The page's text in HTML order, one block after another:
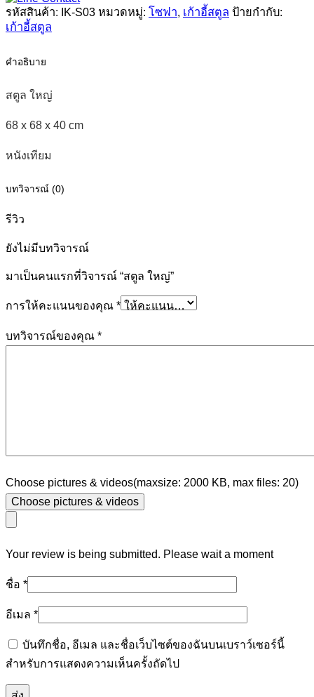
รหัสสินค้า: IK-S03 หมวดหมู่: โซฟา, เก้าอี้สตูล ป้ายกำกับ:
เก้าอี้สตูล
คำอธิบาย
สตูล ใหญ่
68 x 68 x 40 cm
หนังเทียม
บทวิจารณ์ (0)
รีวิว
ยังไม่มีบทวิจารณ์
มาเป็นคนแรกที่วิจารณ์ “สตูล ใหญ่”
การให้คะแนนของคุณ *
บทวิจารณ์ของคุณ *
Choose pictures & videos(maxsize: 2000 KB, max files: 20)
Choose pictures & videos
Your review is being submitted. Please wait a moment
ชื่อ *
อีเมล *
บันทึกชื่อ, อีเมล และชื่อเว็บไซต์ของฉันบนเบราว์เซอร์นี้
สำหรับการแสดงความเห็นครั้งถัดไป